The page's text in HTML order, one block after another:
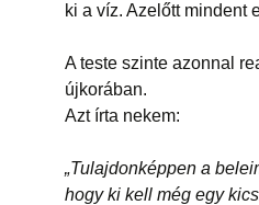
ki a víz. Azelőtt mindent
A teste szinte azonnal
újkorában.
Azt írta nekem:
„Tulajdonképpen a
hogy ki kell még egy